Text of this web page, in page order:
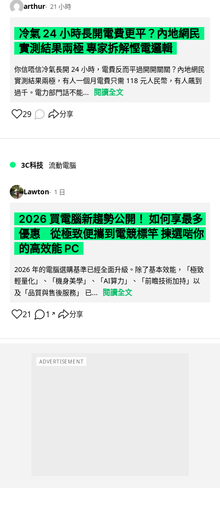
arthur 21 小時
冷氣 24 小時長開電費更平？內地網民
實測結果兩極 專家拆解慳電邏輯
你信唔信冷氣長開 24 小時，電費反而平過開開關關？內地網民
實測結果兩極，有人一個月電費只需 118 元人民幣，有人飆到
過千。電力部門話不能...
閱讀全文
29 分享
3C科技 流動電腦
Lawton 1 日
2026 買電腦新趨勢公開！ 如何享最多
優惠 從極致便攜到電競標竿 揀選啱你
的高效能 PC
2026 年的電腦選購基準已經全面升級。除了基本效能，「極致
輕量化」、「機身美學」、「AI算力」、「前瞻技術加持」以
及「品質與售後服務」 已...
閱讀全文
21 1 ↗ 分享
ADVERTISEMENT